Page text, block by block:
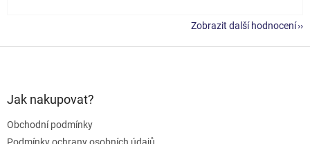
Zobrazit další hodnocení
Jak nakupovat?
Obchodní podmínky